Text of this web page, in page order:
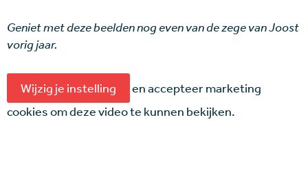
Geniet met deze beelden nog even van de zege van Joost
vorig jaar.
Wijzig je instelling
en accepteer marketing
cookies om deze video te kunnen bekijken.